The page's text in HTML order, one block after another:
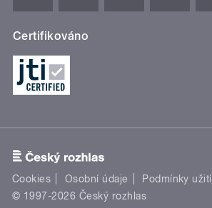
Certifikováno
Cookies Osobní údaje Podmínky užití
© 1997-2026 Český rozhlas